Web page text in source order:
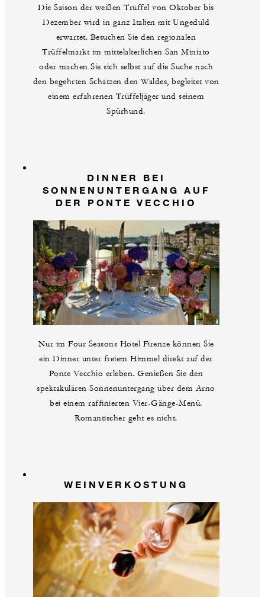
Die Saison der weißen Trüffel von Oktober bis
Dezember wird in ganz Italien mit Ungeduld
erwartet. Besuchen Sie den regionalen
Trüffelmarkt im mittelalterlichen San Miniato
oder machen Sie sich selbst auf die Suche nach
den begehrten Schätzen den Waldes, begleitet von
einem erfahrenen Trüffeljäger und seinem
Spürhund.
DINNER BEI
SONNENUNTERGANG AUF
DER PONTE VECCHIO
Nur im Four Seasons Hotel Firenze können Sie
ein Dinner unter freiem Himmel direkt auf der
Ponte Vecchio erleben. Genießen Sie den
spektakulären Sonnenuntergang über dem Arno
bei einem raffinierten Vier-Gänge-Menü.
Romantischer geht es nicht.
WEINVERKOSTUNG